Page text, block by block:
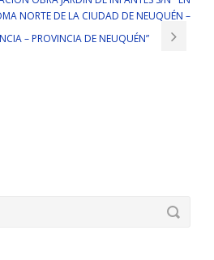
NORTE DE LA CIUDAD DE NEUQUÉN –
– PROVINCIA DE NEUQUÉN”